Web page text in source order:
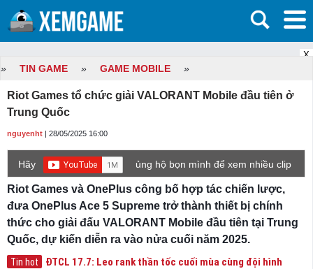
X
» TIN GAME » GAME MOBILE »
Riot Games tổ chức giải VALORANT Mobile đầu tiên ở
Trung Quốc
nguyenht | 28/05/2025 16:00
Hãy
ủng hộ bọn mình để xem nhiều clip
game mới hơn nhé!
Riot Games và OnePlus công bố hợp tác chiến lược,
đưa OnePlus Ace 5 Supreme trở thành thiết bị chính
thức cho giải đấu VALORANT Mobile đầu tiên tại Trung
Quốc, dự kiến diễn ra vào nửa cuối năm 2025.
Tin hot
ĐTCL 17.7: Leo rank thần tốc cuối mùa cùng đội hình